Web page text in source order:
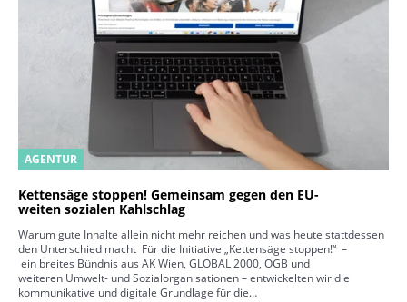
AGENTUR
Kettensäge stoppen! Gemeinsam gegen den EU-
weiten sozialen Kahlschlag
Warum gute Inhalte allein nicht mehr reichen und was heute stattdessen
den Unterschied macht Für die Initiative „Kettensäge stoppen!“ –
ein breites Bündnis aus AK Wien, GLOBAL 2000, ÖGB und
weiteren Umwelt- und Sozialorganisationen – entwickelten wir die
kommunikative und digitale Grundlage für die…